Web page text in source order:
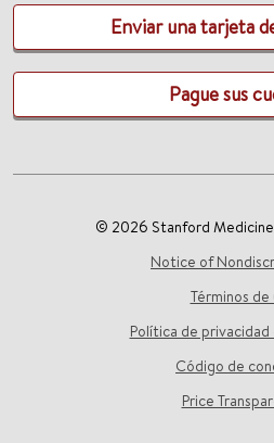
Enviar una tarjeta
Pague sus
© 2026 Stanford Medicine
Notice of
Términos de
Política de
Código de
Price